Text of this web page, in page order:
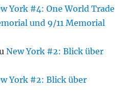
York #4: One World Trade
und 9/11 Memorial
New York #2: Blick über
York #2: Blick über